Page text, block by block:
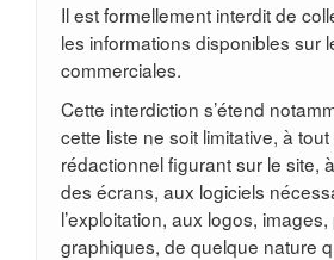
Il est formellement interdit de
les informations disponibles sur
commerciales.
Cette interdiction s’étend
cette liste ne soit limitative, à
rédactionnel figurant sur le site,
des écrans, aux logiciels
l’exploitation, aux logos,
graphiques, de quelque nature